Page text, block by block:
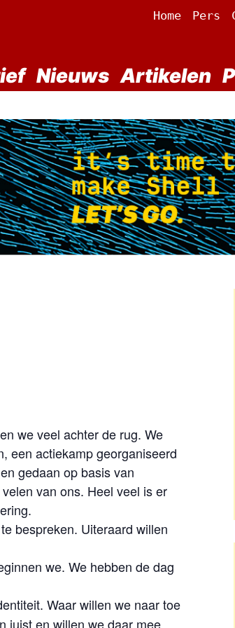
Home Pers
Nieuws Artikelen
we veel achter de rug. We
een actiekamp georganiseerd
gedaan op basis van
van ons. Heel veel is er
bespreken. Uiteraard willen
we. We hebben de dag
Waar willen we naar toe
juist en willen we daar mee